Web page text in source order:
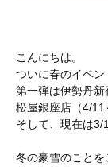
こんにちは。
ついに春のイベン
第一弾は伊勢丹新
松屋銀座店（4/11
そして、現在は3/
冬の豪雪のこと